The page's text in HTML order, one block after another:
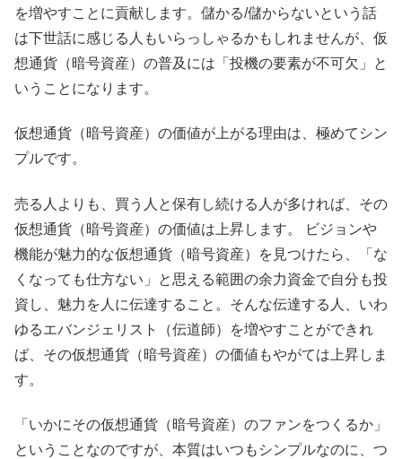
を増やすことに貢献します。儲かる/儲からないという話
は下世話に感じる人もいらっしゃるかもしれませんが、仮
想通貨（暗号資産）の普及には「投機の要素が不可欠」と
いうことになります。
仮想通貨（暗号資産）の価値が上がる理由は、極めてシン
プルです。
売る人よりも、買う人と保有し続ける人が多ければ、その
仮想通貨（暗号資産）の価値は上昇します。 ビジョンや
機能が魅力的な仮想通貨（暗号資産）を見つけたら、「な
くなっても仕方ない」と思える範囲の余力資金で自分も投
資し、魅力を人に伝達すること。そんな伝達する人、いわ
ゆるエバンジェリスト（伝道師）を増やすことができれ
ば、その仮想通貨（暗号資産）の価値もやがては上昇しま
す。
「いかにその仮想通貨（暗号資産）のファンをつくるか」
ということなのですが、本質はいつもシンプルなのに、つ